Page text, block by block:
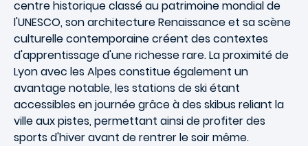
centre historique classé au patrimoine mondial de
l'UNESCO, son architecture Renaissance et sa scène
culturelle contemporaine créent des contextes
d'apprentissage d'une richesse rare. La proximité de
Lyon avec les Alpes constitue également un
avantage notable, les stations de ski étant
accessibles en journée grâce à des skibus reliant la
ville aux pistes, permettant ainsi de profiter des
sports d'hiver avant de rentrer le soir même.